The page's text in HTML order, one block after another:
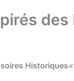
Historiques